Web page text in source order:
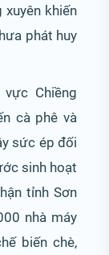
khiến
phát huy
Chiềng
cà phê và
sức ép đối
sinh hoạt
tỉnh Sơn
nhà máy
biến chè,